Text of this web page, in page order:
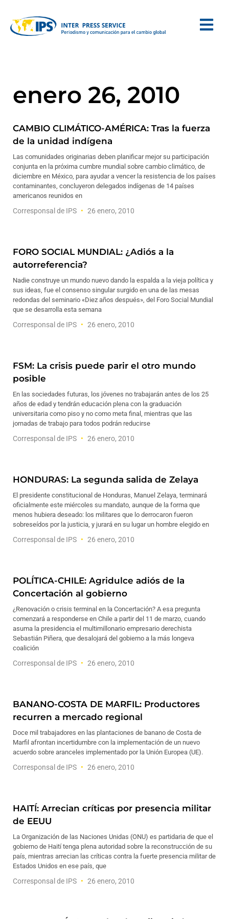
enero 26, 2010
CAMBIO CLIMÁTICO-AMÉRICA: Tras la fuerza
de la unidad indígena
Las comunidades originarias deben planificar mejor su participación
conjunta en la próxima cumbre mundial sobre cambio climático, de
diciembre en México, para ayudar a vencer la resistencia de los países
contaminantes, concluyeron delegados indígenas de 14 países
americanos reunidos en
Corresponsal de IPS 26 enero, 2010
FORO SOCIAL MUNDIAL: ¿Adiós a la
autorreferencia?
Nadie construye un mundo nuevo dando la espalda a la vieja política y
sus ideas, fue el consenso singular surgido en una de las mesas
redondas del seminario «Diez años después», del Foro Social Mundial
que se desarrolla esta semana
Corresponsal de IPS 26 enero, 2010
FSM: La crisis puede parir el otro mundo
posible
En las sociedades futuras, los jóvenes no trabajarán antes de los 25
años de edad y tendrán educación plena con la graduación
universitaria como piso y no como meta final, mientras que las
jornadas de trabajo para todos podrán reducirse
Corresponsal de IPS 26 enero, 2010
HONDURAS: La segunda salida de Zelaya
El presidente constitucional de Honduras, Manuel Zelaya, terminará
oficialmente este miércoles su mandato, aunque de la forma que
menos hubiera deseado: los militares que lo derrocaron fueron
sobreseídos por la justicia, y jurará en su lugar un hombre elegido en
Corresponsal de IPS 26 enero, 2010
POLÍTICA-CHILE: Agridulce adiós de la
Concertación al gobierno
¿Renovación o crisis terminal en la Concertación? A esa pregunta
comenzará a responderse en Chile a partir del 11 de marzo, cuando
asuma la presidencia el multimillonario empresario derechista
Sebastián Piñera, que desalojará del gobierno a la más longeva
coalición
Corresponsal de IPS 26 enero, 2010
BANANO-COSTA DE MARFIL: Productores
recurren a mercado regional
Doce mil trabajadores en las plantaciones de banano de Costa de
Marfil afrontan incertidumbre con la implementación de un nuevo
acuerdo sobre aranceles implementado por la Unión Europea (UE).
Corresponsal de IPS 26 enero, 2010
HAITÍ: Arrecian críticas por presencia militar
de EEUU
La Organización de las Naciones Unidas (ONU) es partidaria de que el
gobierno de Haití tenga plena autoridad sobre la reconstrucción de su
país, mientras arrecian las críticas contra la fuerte presencia militar de
Estados Unidos en ese país, que
Corresponsal de IPS 26 enero, 2010